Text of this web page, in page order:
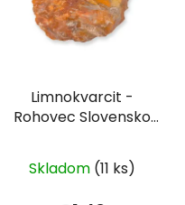
Limnokvarcit -
Rohovec Slovensko
XL (4,3 - 5 cm)
Skladom (11 ks)